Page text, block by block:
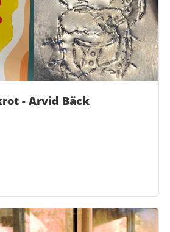
- Arvid Bäck